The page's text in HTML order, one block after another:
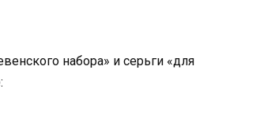
набора» и серьги «для